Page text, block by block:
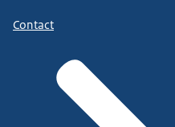
Contact